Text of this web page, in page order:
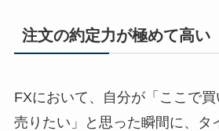
注文の約定力が極めて高い
FXにおいて、自分が「ここで
売りたい」と思った瞬間に、タ